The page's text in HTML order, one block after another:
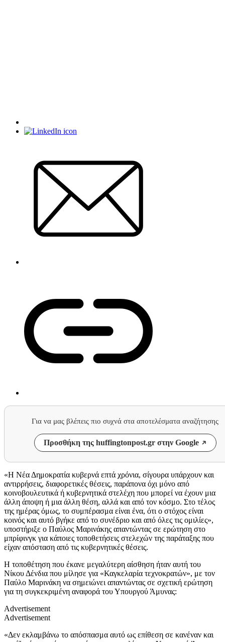
Για να μας βλέπεις πιο συχνά στα αποτελέσματα αναζήτησης
Προσθήκη της huffingtonpost.gr στην Google
«Η Νέα Δημοκρατία κυβερνά επτά χρόνια, σίγουρα υπάρχουν και
αντιρρήσεις, διαφορετικές θέσεις, παράπονα όχι μόνο από
κοινοβουλευτικά ή κυβερνητικά στελέχη που μπορεί να έχουν μια
άλλη άποψη ή μια άλλη θέση, αλλά και από τον κόσμο. Στο τέλος
της ημέρας όμως, το συμπέρασμα είναι ένα, ότι ο στόχος είναι
κοινός και αυτό βγήκε από το συνέδριο και από όλες τις ομιλίες»,
υποστήριξε ο Παύλος Μαρινάκης απαντώντας σε ερώτηση στο
μπρίφινγκ για κάποιες τοποθετήσεις στελεχών της παράταξης που
είχαν απόσταση από τις κυβερνητικές θέσεις.
Η τοποθέτηση που έκανε μεγαλύτερη αίσθηση ήταν αυτή του
Νίκου Δένδια που μίλησε για «Καγκελαρία τεχνοκρατών», με τον
Παύλο Μαρινάκη να σημειώνει απαντώντας σε σχετική ερώτηση
για τη συγκεκριμένη αναφορά του Υπουργού Άμυνας:
Advertisement
Advertisement
«Δεν εκλαμβάνω το απόσπασμα αυτό ως επίθεση σε κανέναν και